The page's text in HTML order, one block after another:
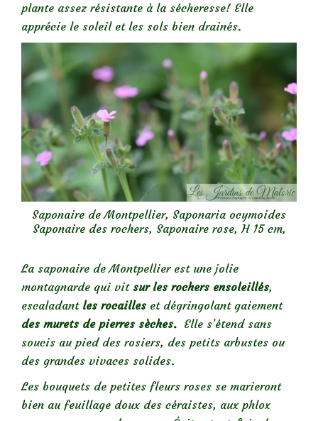
plante assez résistante à la sécheresse! Elle
apprécie le soleil et les sols bien drainés.
Saponaire de Montpellier, Saponaria ocymoides
Saponaire des rochers, Saponaire rose, H 15 cm,
La saponaire de Montpellier est une jolie
montagnarde qui vit sur les rochers ensoleillés,
escaladant les rocailles et dégringolant gaiement
des murets de pierres sèches. Elle s’étend sans
soucis au pied des rosiers, des petits arbustes ou
des grandes vivaces solides.
Les bouquets de petites fleurs roses se marieront
bien au feuillage doux des céraistes, aux phlox